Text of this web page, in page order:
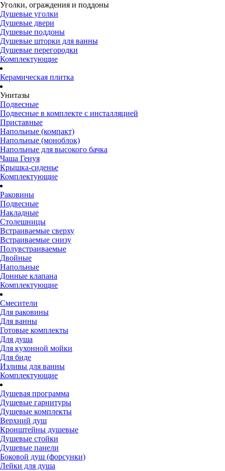
Уголки, ограждения и поддоны
Душевые уголки
Душевые двери
Душевые поддоны
Душевые шторки для ванны
Душевые перегородки
Комплектующие
Керамическая плитка
Унитазы
Подвесные
Подвесные в комплекте с инсталляцией
Приставные
Напольные (компакт)
Напольные (моноблок)
Напольные для высокого бачка
Чаша Генуя
Крышка-сиденье
Комплектующие
Раковины
Подвесные
Накладные
Столешницы
Встраиваемые сверху
Встраиваемые снизу
Полувстраиваемые
Двойные
Напольные
Донные клапана
Комплектующие
Смесители
Для раковины
Для ванны
Готовые комплекты
Для душа
Для кухонной мойки
Для биде
Изливы для ванны
Комплектующие
Душевая программа
Душевые гарнитуры
Душевые комплекты
Верхний душ
Кронштейны душевые
Душевые стойки
Душевые панели
Боковой душ (форсунки)
Лейки для душа